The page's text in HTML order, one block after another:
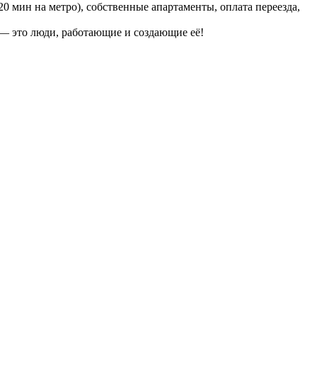
на метро), собственные апартаменты, оплата переезда,
это люди, работающие и создающие её!